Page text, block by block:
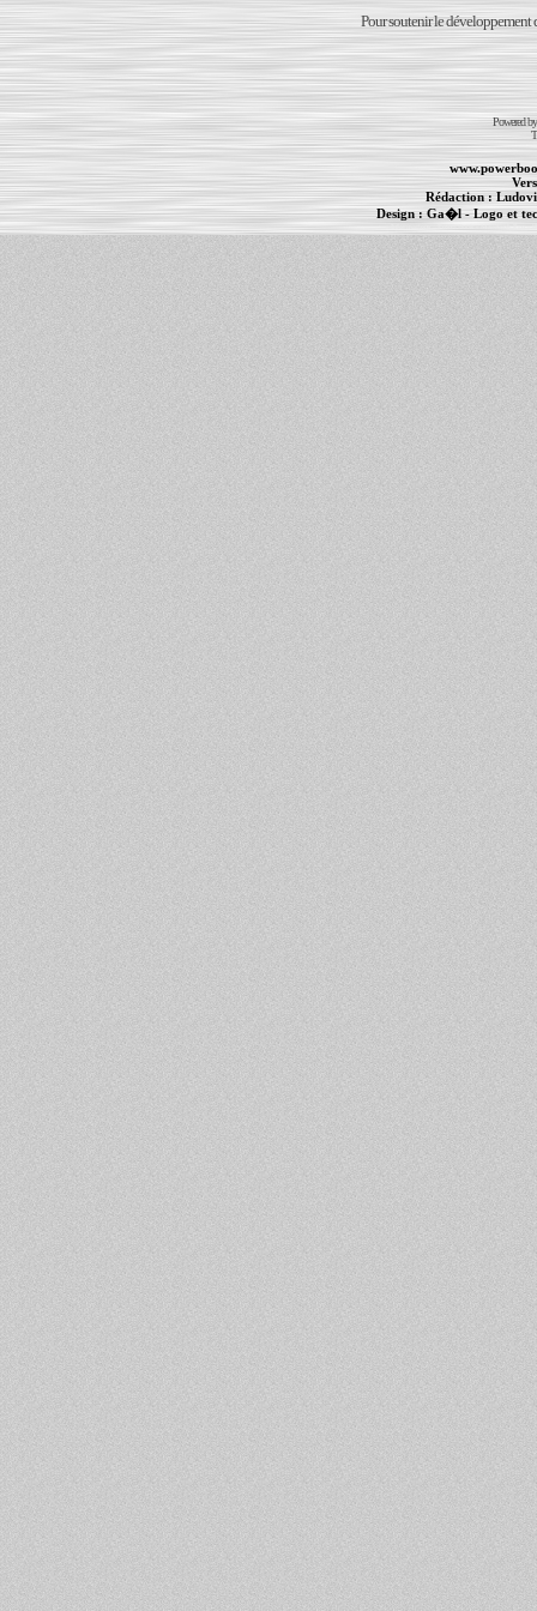
Pour soutenir le développement
Powered
Rédaction :
Design :Ga�l- Logo et
PowerBook